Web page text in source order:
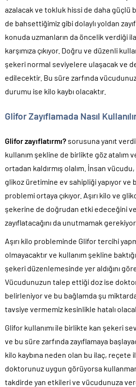
azalacak ve tokluk hissi de daha güçlü
de bahsettiğimiz gibi dolaylı yoldan
konuda uzmanların da öncelik verdiği
karşımıza çıkıyor. Doğru ve düzenli
şekeri normal seviyelere ulaşacak ve
edilecektir. Bu süre zarfında
durumu ise kilo kaybı olacaktır.
Glifor Zayıflamada Nasıl
Glifor zayıflatırmı? sorusuna yanıt
kullanım şekline de birlikte göz atalım
ortadan kaldırmış olalım. İnsan
glikoz üretimine ev sahipliği yapıyor
problemi ortaya çıkıyor. Aşırı kilo ve
şekerine de doğrudan etki edeceğini
zayıflatacağını da unutmamak gerekiyor.
Aşırı kilo probleminde Glifor tercihi
olmayacaktır ve kullanım şekline
şekeri düzenlemesinde yer aldığını
Vücudunuzun talep ettiği doz ise
belirleniyor ve bu bağlamda şu
tavsiye vermemiz kesinlikle hatalı
Glifor kullanımı ile birlikte kan şekeri
ve bu süre zarfında zayıflamaya
kilo kaybına neden olan bu ilaç, reçete
doktorunuz uygun görüyorsa
takdirde yan etkileri ve vücudunuza